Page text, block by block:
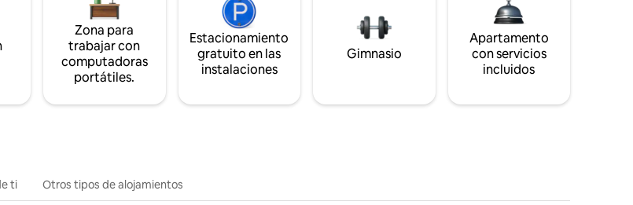
Zona para
trabajar con
computadoras
portátiles.
Estacionamiento
gratuito en las
instalaciones
Gimnasio
Apartamento
con servicios
incluidos
ti Otros tipos de alojamientos